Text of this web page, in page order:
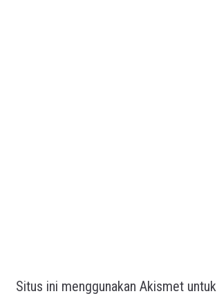
Situs ini menggunakan Akismet untuk